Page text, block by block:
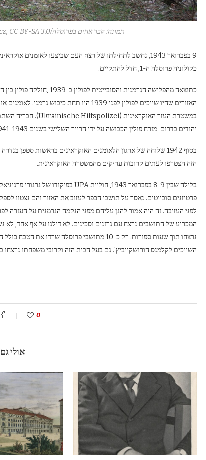
תמונה: קבר אחים בפרוסלה/Grzegorz Naumowicz, CC BY-SA 3.0
9 בפברואר 1943, נחשב לתחילתו של רצח העם שביצעו לאומנים
כקולוניה פרוסלה ה-1, חדל להתקיים.
האזורים שהיו שייכים לפולין לפני 1939
יהודים בדרום-מזרח פולין הכבושה על ידי הרייך השלישי בשנים 1941-1943.
הזה הצטרפו לעתים קרובות עריקים מהמשטרה האוקראינית.
פרטיזנים סובייטים. נאסר על תושבי הכפר לעזוב את האזור והם נצטוו
לפני העזיבה. זה היה אמור להגן עליהם מפני הנקמה הגרמנית על העזרה
נרצחו תוך שעות ספורות. רק כ-10 מתושבי
השייכים לקלמנס הורושקייביץ'. גם בעל הבית הזה וקרובי משפחתו נרצחו
0
אולי